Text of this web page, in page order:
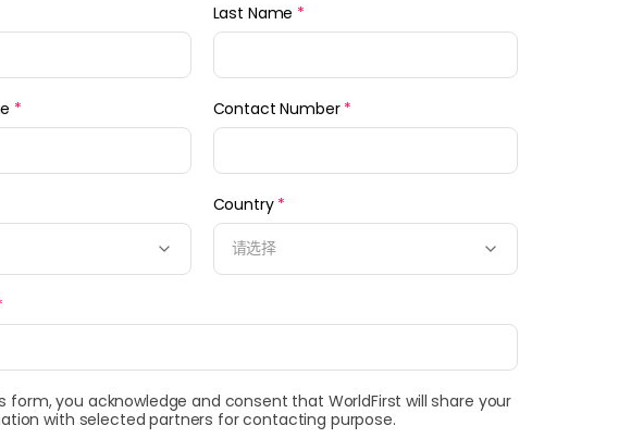
Last Name *
* Contact Number *
Country *
请选择
form, you acknowledge and consent that WorldFirst will share your
with selected partners for contacting purpose.